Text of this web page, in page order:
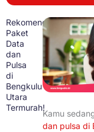
Rekomendasi
Paket
Data
dan
Pulsa
di
Bengkulu
Utara
Termurah!
Kamu
dan pulsa di